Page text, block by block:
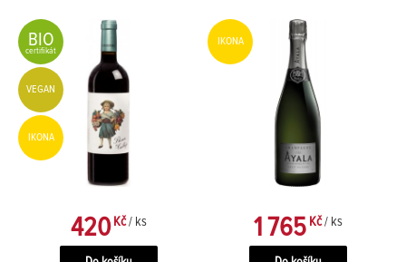
BIO
certifikát
VEGAN
IKONA
420Kč / ks
IKONA
1 765 Kč / ks